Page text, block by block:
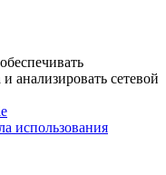
анализировать сетевой
использования